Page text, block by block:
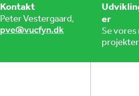
Kontakt
Peter Vestergaard,
pve@vucfyn.dk
er
Se
projekter